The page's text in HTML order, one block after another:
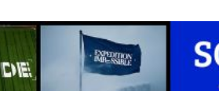
STRATEGIE